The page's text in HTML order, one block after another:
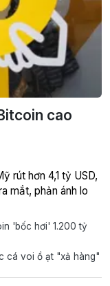
cao
rút hơn 4,1 tỷ USD,
mắt, phản ánh lo
'bốc hơi' 1.200 tỷ
cá voi ồ ạt "xả hàng"